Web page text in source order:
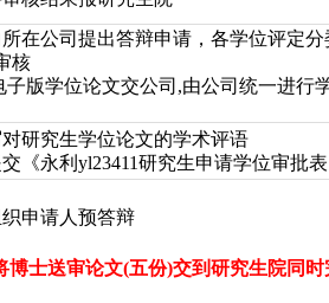
在公司提出答辩申请，各学位评定
核
子版学位论文交公司,由公司统一进行
研究生学位论文的学术评语
《永利yl23411研究生申请学位审批
申请人预答辩
博士送审论文(五份)交到研究生院同